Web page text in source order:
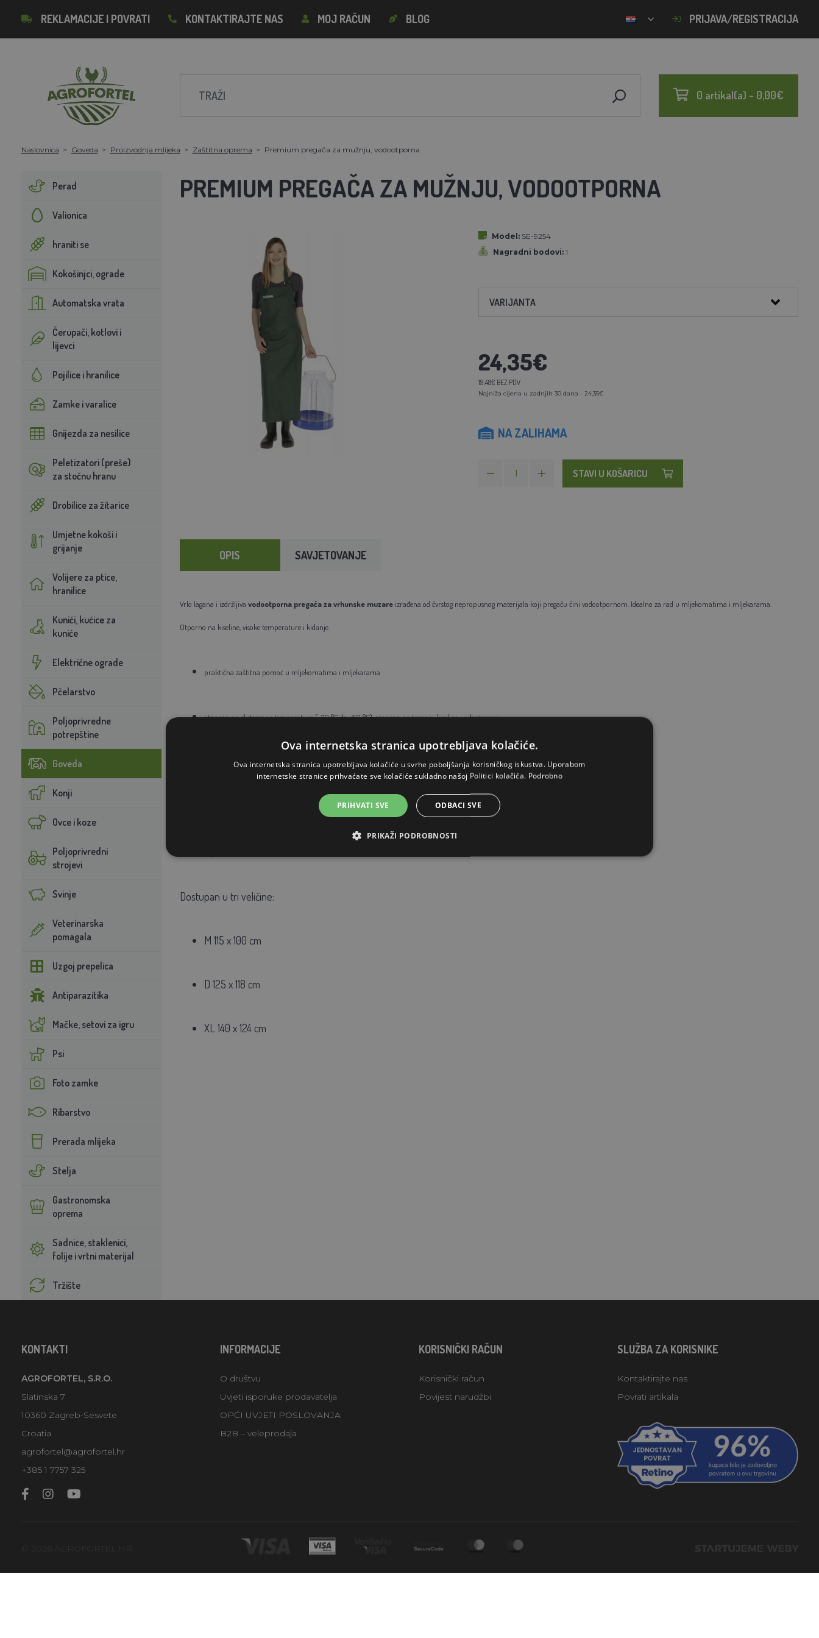
REKLAMACIJE I POVRATI KONTAKTIRAJTE NAS MOJ RAČUN BLOG PRIJAVA/REGISTRACIJA
0 artikal(a) - 0,00€
Naslovnica Goveda Proizvodnja mlijeka Zaštitna oprema Premium pregača za mužnju, vodootporna
Perad
Valionica
hraniti se
Kokošinjci, ograde
Automatska vrata
Čerupači, kotlovi i
lijevci
Pojilice i hranilice
Zamke i varalice
Gnijezda za nesilice
Peletizatori (preše)
za stočnu hranu
Drobilice za žitarice
Umjetne kokoši i
grijanje
Volijere za ptice,
hranilice
Kunići, kućice za
kuniće
Električne ograde
Pčelarstvo
Poljoprivredne
potrepštine
Goveda
Konji
Ovce i koze
Poljoprivredni
strojevi
Svinje
Veterinarska
pomagala
Uzgoj prepelica
Antiparazitika
Mačke, setovi za igru
Psi
Foto zamke
Ribarstvo
Prerada mlijeka
Stelja
Gastronomska
oprema
Sadnice, staklenici,
folije i vrtni materijal
Tržište
PREMIUM PREGAČA ZA MUŽNJU, VODOOTPORNA
Model: SE-9254
Nagradni bodovi: 1
VARIJANTA
24,35€
19,48€ BEZ PDV
Najniža cijena u zadnjih 30 dana - 24,35€
NA ZALIHAMA
STAVI U KOŠARICU
OPIS SAVJETOVANJE
Vrlo lagana i izdržljiva vodootporna pregača za vrhunske muzareizrađena od čvrstog nepropusnog materijala koji pregaču čini vodootpornom. Idealno za rad u mljekomatima i mljekarama.
Otporno na kiseline, visoke temperature i kidanje.
praktična zaštitna pomoć u mljekomatima i mljekarama
otporno na ekstremne temperature (-30 °C do +50 °C), otporno na trganje, kiseline, vodootporno
unutarnja strana 100% poliester
Dostupan u tri veličine:
M 115 x 100 cm
D 125 x 118 cm
XL 140 x 124 cm
KONTAKTI
AGROFORTEL, S.R.O.
Slatinska 7
10360 Zagreb-Sesvete
Croatia
agrofortel@agrofortel.hr
+385 1 7757 325
INFORMACIJE
O društvu
Uvjeti isporuke prodavatelja
OPĆI UVJETI POSLOVANJA
B2B – veleprodaja
KORISNIČKI RAČUN
Korisnički račun
Povijest narudžbi
SLUŽBA ZA KORISNIKE
Kontaktirajte nas
Povrati artikala
Ova internetska stranica upotrebljava kolačiće.
Ova internetska stranica upotrebljava kolačiće u svrhe poboljšanja korisničkog iskustva. Uporabom
internetske stranice prihvaćate sve kolačiće sukladno našoj Politici kolačića. Podrobno
PRIHVATI SVE ODBACI SVE
PRIKAŽI PODROBNOSTI